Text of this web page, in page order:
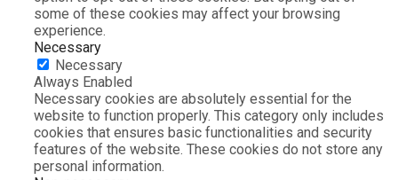
some of these cookies may affect your browsing
experience.
Necessary
Necessary
Always Enabled
Necessary cookies are absolutely essential for the
website to function properly. This category only includes
cookies that ensures basic functionalities and security
features of the website. These cookies do not store any
personal information.